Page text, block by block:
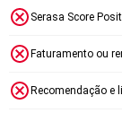
Serasa Score
Faturamento ou
Recomendação e